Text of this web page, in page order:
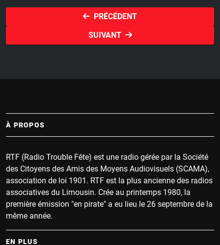
PRÉCÉDENT
SUIVANT
À PROPOS
RTF (Radio Trouble Fête) est une radio gérée par la Société
des Citoyens des Amis des Moyens Audiovisuels (SCAMA),
association de loi 1901. RTF est la plus ancienne des radios
associatives du Limousin. Crée au printemps 1980, la
première émission "en pirate" a eu lieu le 26 septembre de la
même année.
EN PLUS